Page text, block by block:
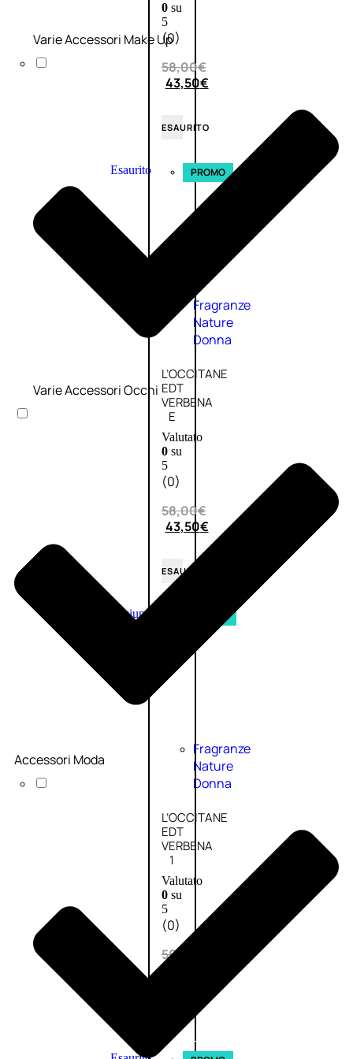
0su
5
(0)
58,00€
43,50€
ESAURITO
Esaurito PROMO
Fragranze
Nature
Donna
L’OCCITANE
EDT
VERBENA
E
Valutato
0su
5
(0)
58,00€
43,50€
ESAURITO
Aggiungi
PROMO
Fragranze
Nature
Donna
L’OCCITANE
EDT
VERBENA
1
Valutato
0su
5
(0)
56,00
AGGIUNGI
CARRELLO
Varie Accessori Make Up
Varie Accessori Occhi
Accessori Moda